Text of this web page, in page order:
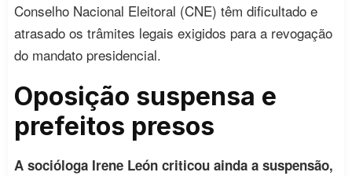
Conselho Nacional Eleitoral (CNE) têm dificultado e
atrasado os trâmites legais exigidos para a revogação
do mandato presidencial.
Oposição suspensa e
prefeitos presos
A socióloga Irene León criticou ainda a suspensão,